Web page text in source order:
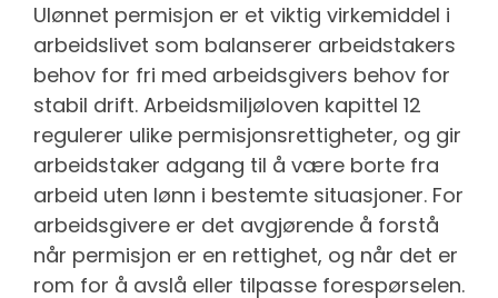
Ulønnet permisjon er et viktig virkemiddel i
arbeidslivet som balanserer arbeidstakers
behov for fri med arbeidsgivers behov for
stabil drift. Arbeidsmiljøloven kapittel 12
regulerer ulike permisjonsrettigheter, og gir
arbeidstaker adgang til å være borte fra
arbeid uten lønn i bestemte situasjoner. For
arbeidsgivere er det avgjørende å forstå
når permisjon er en rettighet, og når det er
rom for å avslå eller tilpasse forespørselen.